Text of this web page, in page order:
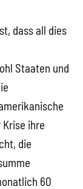
dass all dies
Staaten und
ihre
die
60